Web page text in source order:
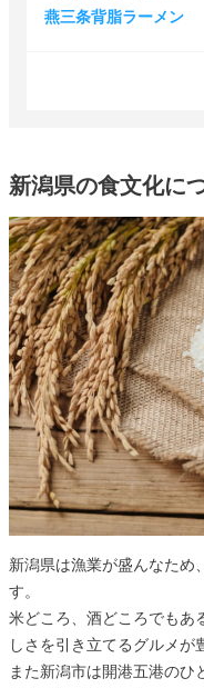
燕三条背脂ラーメン
新潟県の食文化に
新潟県は漁業が盛んなため
す。
米どころ、酒どころでもあ
しさを引き立てるグルメが
また新潟市は開港五港のひ